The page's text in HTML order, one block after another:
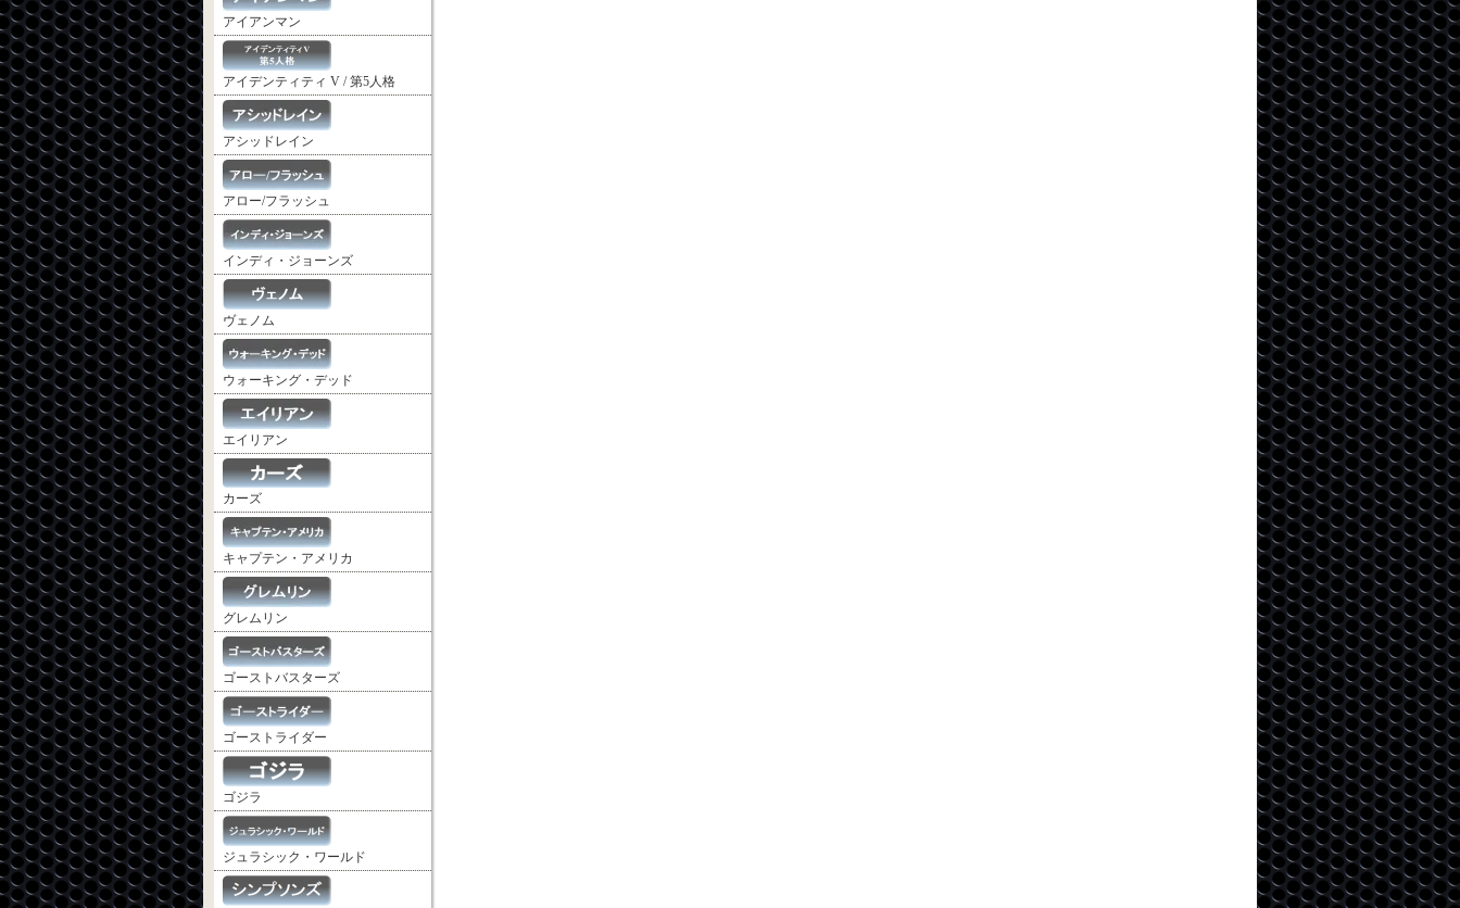
アイアンマン
アイデンティティ V / 第5人格
アシッドレイン
アロー/フラッシュ
インディ・ジョーンズ
ヴェノム
ウォーキング・デッド
エイリアン
カーズ
キャプテン・アメリカ
グレムリン
ゴーストバスターズ
ゴーストライダー
ゴジラ
ジュラシック・ワールド